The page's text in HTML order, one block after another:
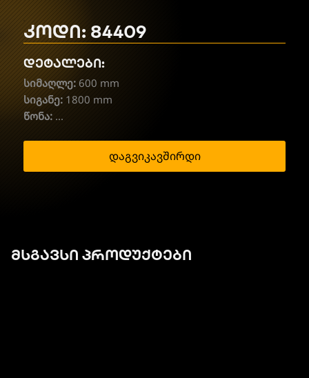
კოდი: 84409
დეტალები:
სიმაღლე: 600 mm
სიგანე: 1800 mm
წონა: ...
დაგვიკავშირდი
მსგავსი პროდუქტები